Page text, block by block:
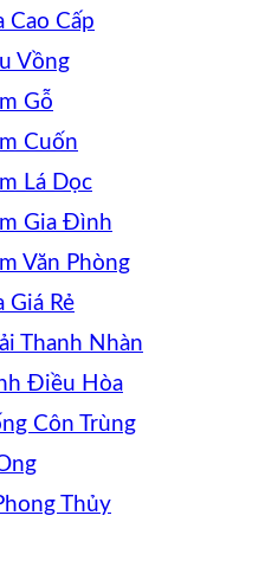
Cao Cấp
Vồng
Gỗ
Cuốn
Lá Dọc
Gia Đình
Văn Phòng
Giá Rẻ
Thanh Nhàn
Điều Hòa
Côn Trùng
Thủy